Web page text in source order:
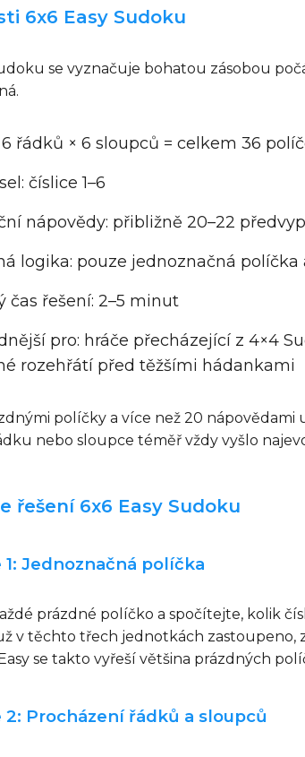
6x6 Easy Sudoku
se vyznačuje bohatou zásobou
6 řádků × 6 sloupců = celkem 36
: číslice 1–6
nápovědy: přibližně 20–22
logika: pouze jednoznačná
čas řešení: 2–5 minut
pro: hráče přecházející z 4×4
rozehřátí před těžšími hádankami
políčky a více než 20
nebo sloupce téměř vždy vyšlo
řešení 6x6 Easy Sudoku
Jednoznačná políčka
prázdné políčko a spočítejte, kolik
už v těchto třech jednotkách
se takto vyřeší většina prázdných
2: Procházení řádků a sloupců